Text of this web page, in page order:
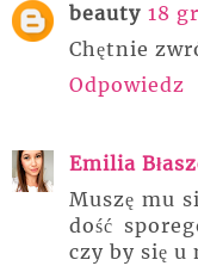
beauty 18
Chętnie
Odpowiedz
Emilia
Muszę mu
dość
czy by się u